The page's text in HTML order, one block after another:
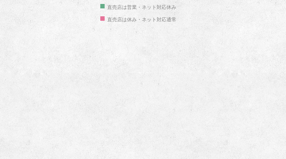
■ 直売店は営業・ネット対応休み
■ 直売店は休み・ネット対応通常